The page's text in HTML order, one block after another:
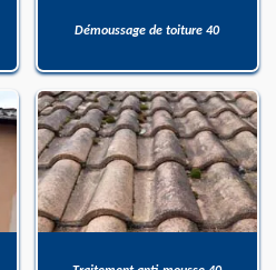
Démoussage de toiture 40